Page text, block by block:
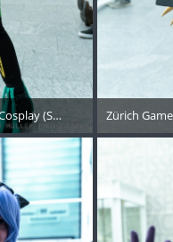
(Samstag) - 146Zürich